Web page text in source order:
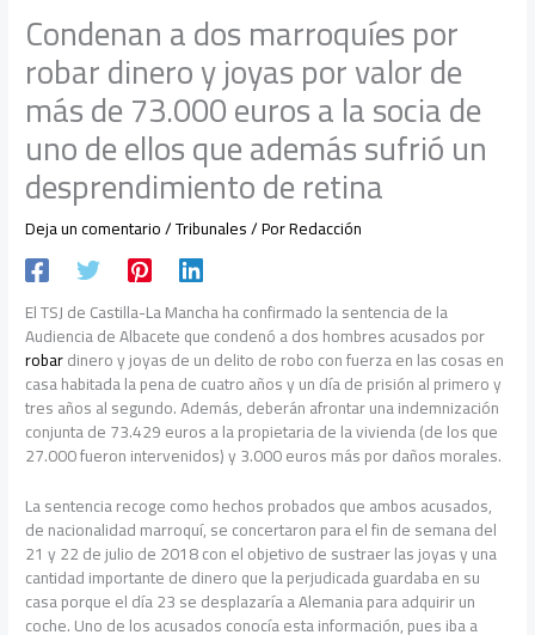
Condenan a dos marroquíes por
robar dinero y joyas por valor de
más de 73.000 euros a la socia de
uno de ellos que además sufrió un
desprendimiento de retina
Deja un comentario/Tribunales/ PorRedacción
El TSJ de Castilla-La Mancha ha confirmado la sentencia de la
Audiencia de Albacete que condenó a dos hombres acusados por
robardinero y joyas de un delito de robo con fuerza en las cosas en
casa habitada la pena de cuatro años y un día de prisión al primero y
tres años al segundo. Además, deberán afrontar una indemnización
conjunta de 73.429 euros a la propietaria de la vivienda (de los que
27.000 fueron intervenidos) y 3.000 euros más por daños morales.
La sentencia recoge como hechos probados que ambos acusados,
de nacionalidad marroquí, se concertaron para el fin de semana del
21 y 22 de julio de 2018 con el objetivo de sustraer las joyas y una
cantidad importante de dinero que la perjudicada guardaba en su
casa porque el día 23 se desplazaría a Alemania para adquirir un
coche. Uno de los acusados conocía esta información, pues iba a